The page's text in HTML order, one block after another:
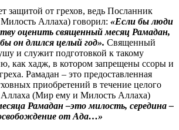
защитой от грехов, ведь Посланник
Аллаха) говорил: «Если бы люди
оценить священный месяц Рамадан,
он длился целый год». Священный
и служит подготовкой к такому
как хадж, в котором запрещены ссоры и
Рамадан – это предоставленная
приобретений в течение целого
(Мир ему и Милость Аллаха)
Рамадан –это милость, середина –
от Ада…»